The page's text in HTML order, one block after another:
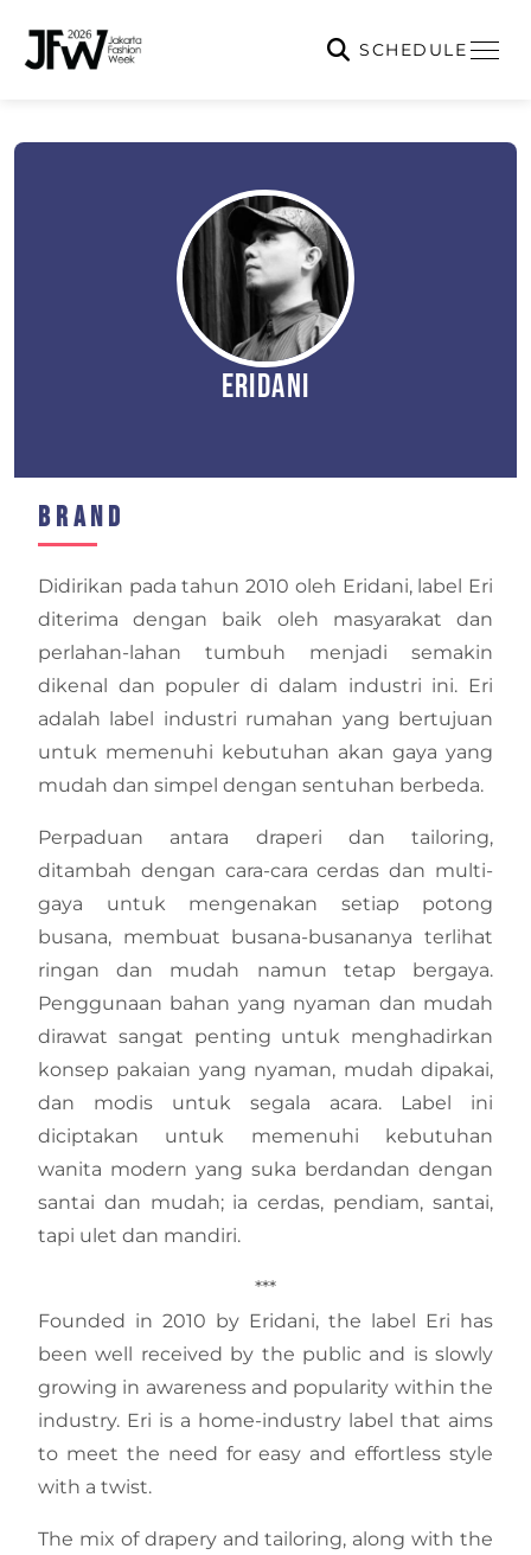
SCHEDULE
Eridani
Brand
Didirikan pada tahun 2010 oleh Eridani, label Eri
diterima dengan baik oleh masyarakat dan
perlahan-lahan tumbuh menjadi semakin
dikenal dan populer di dalam industri ini. Eri
adalah label industri rumahan yang bertujuan
untuk memenuhi kebutuhan akan gaya yang
mudah dan simpel dengan sentuhan berbeda.
Perpaduan antara draperi dan tailoring,
ditambah dengan cara-cara cerdas dan multi-
gaya untuk mengenakan setiap potong
busana, membuat busana-busananya terlihat
ringan dan mudah namun tetap bergaya.
Penggunaan bahan yang nyaman dan mudah
dirawat sangat penting untuk menghadirkan
konsep pakaian yang nyaman, mudah dipakai,
dan modis untuk segala acara. Label ini
diciptakan untuk memenuhi kebutuhan
wanita modern yang suka berdandan dengan
santai dan mudah; ia cerdas, pendiam, santai,
tapi ulet dan mandiri.
***
Founded in 2010 by Eridani, the label Eri has
been well received by the public and is slowly
growing in awareness and popularity within the
industry. Eri is a home-industry label that aims
to meet the need for easy and effortless style
with a twist.
The mix of drapery and tailoring, along with the